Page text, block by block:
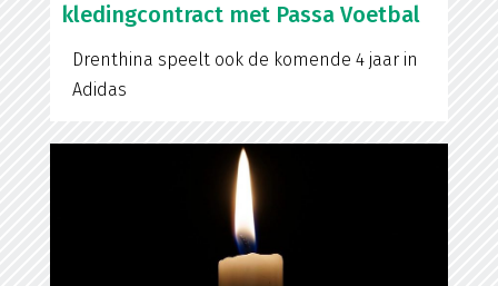
kledingcontract met Passa Voetbal
Drenthina speelt ook de komende 4 jaar in
Adidas